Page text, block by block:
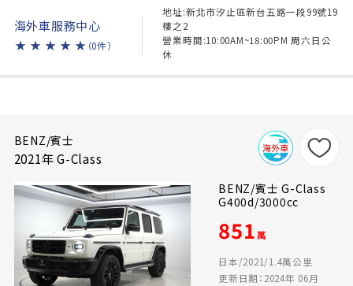
海外車服務中心
★ ★ ★ ★ ★ （0件）
地址:新北市汐止區新台五路一段99號19
樓之2
營業時間:10:00AM~18:00PM 周六日公
休
BENZ/賓士
2021年 G-Class
BENZ/賓士 G-Class
G400d/3000cc
851萬
日本/2021/1.4萬公里
更新日期：2024年 06月